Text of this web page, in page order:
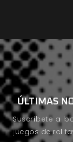
ÚLTIMAS
Suscríbete al
juegos de rol